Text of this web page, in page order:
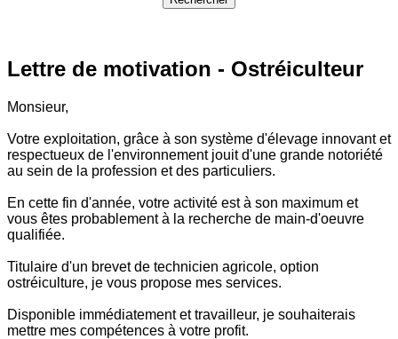
Lettre de motivation - Ostréiculteur
Monsieur,
Votre exploitation, grâce à son système d'élevage innovant et
respectueux de l'environnement jouit d'une grande notoriété
au sein de la profession et des particuliers.
En cette fin d'année, votre activité est à son maximum et
vous êtes probablement à la recherche de main-d'oeuvre
qualifiée.
Titulaire d'un brevet de technicien agricole, option
ostréiculture, je vous propose mes services.
Disponible immédiatement et travailleur, je souhaiterais
mettre mes compétences à votre profit.